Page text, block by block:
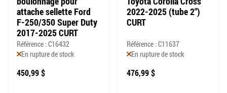
attache sellette Ford
F-250/350 Super Duty
2017-2025 CURT
Référence : C16432
En rupture de stock
450,99 $
2022-2025 (tube 2")
CURT
Référence : C11637
En rupture de stock
476,99 $